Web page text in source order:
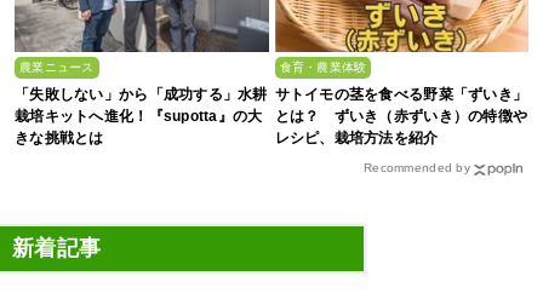
農業ニュース
「失敗しない」から「成功する」水耕
栽培キットへ進化！『supotta』の大
きな挑戦とは
食育・農業体験
サトイモの茎を食べる野菜「ずいき」
とは？ ずいき（赤ずいき）の特徴や
レシピ、栽培方法を紹介
Recommended by
新着記事